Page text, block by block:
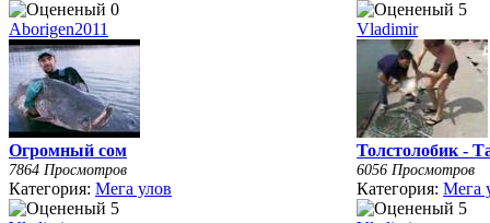
Aborigen2011 Vladimir
Огромный сом
7864 Просмотров
Категория: Мега улов
Толстолобик -
6056 Просмотров
Категория:Мега